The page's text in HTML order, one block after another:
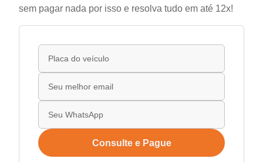
sem pagar nada por isso e resolva tudo em até 12x!
Consulte e Pague